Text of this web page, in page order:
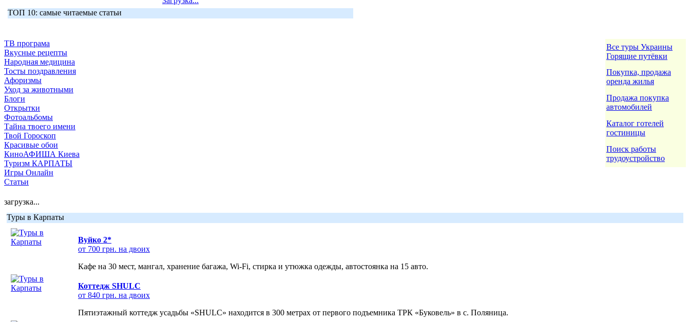
ТОП 10: самые читаемые статьи
ТВ програма
Вкусные рецепты
Народная медицина
Тосты поздравления
Афоризмы
Уход за животными
Блоги
Открытки
Фотоальбомы
Тайна твоего имени
Твой Гороскоп
Красивые обои
КиноАФИША Киева
Туризм КАРПАТЫ
Игры Онлайн
Статьи
Все туры Украины
Горящие путёвки
Покупка, продажа
оренда жилья
Продажа покупка
автомобилей
Каталог готелей
гостиницы
Поиск работы
трудоустройство
загрузка...
Туры в Карпаты
Вуйко 2*
от 700 грн. на двоих
Кафе на 30 мест, мангал, хранение багажа, Wi-Fi, стирка и утюжка одежды, автостоянка на 15 авто.
Коттедж SHULC
от 840 грн. на двоих
Пятиэтажный коттедж усадьбы «SHULC» находится в 300 метрах от первого подъемника ТРК «Буковель» в с. Поляница.